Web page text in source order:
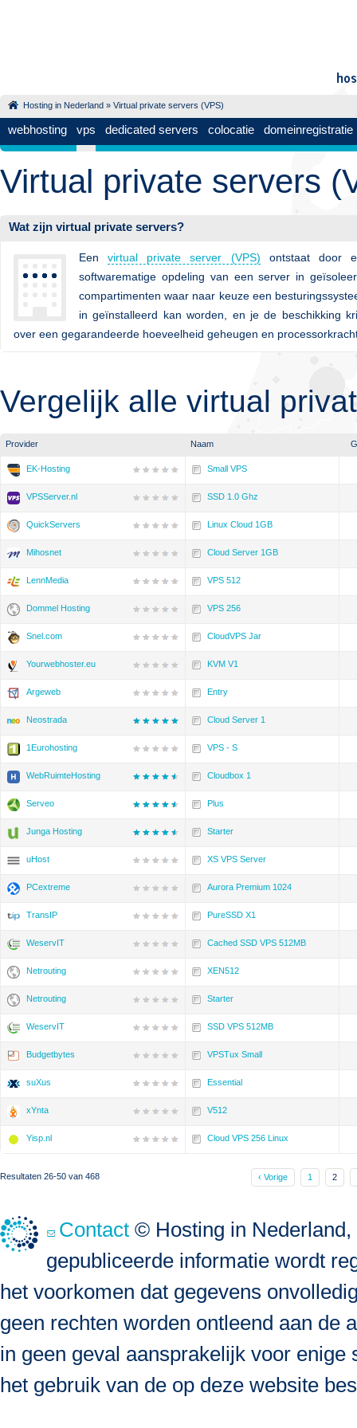
Hosting in Nederland » Virtual private servers (VPS)
webhosting vps dedicated servers colocatie domeinregistratie
Virtual private servers
Wat zijn virtual private servers?
Eenvirtual private server (VPS) ontstaat door
softwarematige opdeling van een server in
compartimenten waar naar keuze een
in geïnstalleerd kan worden, en je de beschikking
over een gegarandeerde hoeveelheid geheugen en
Vergelijk alle virtual
Provider Naam
EK-Hosting Small VPS
VPSServer.nl SSD 1.0 Ghz
QuickServers Linux Cloud 1GB
Mihosnet Cloud Server 1GB
LennMedia VPS 512
Dommel Hosting VPS 256
Snel.com CloudVPS Jar
Yourwebhoster.eu KVM V1
Argeweb Entry
Neostrada Cloud Server 1
1Eurohosting VPS - S
WebRuimteHosting Cloudbox 1
Serveo Plus
Junga Hosting Starter
uHost XS VPS Server
PCextreme Aurora Premium 1024
TransIP PureSSD X1
WeservIT Cached SSD VPS 512MB
Netrouting XEN512
Netrouting Starter
WeservIT SSD VPS 512MB
Budgetbytes VPSTux Small
suXus Essential
xYnta V512
Yisp.nl Cloud VPS 256 Linux
Resultaten 26-50 van 468 ‹ Vorige 1 2
Contact © Hosting in
gepubliceerde informatie wordt
het voorkomen dat gegevens
geen rechten worden ontleend aan de
in geen geval aansprakelijk voor
het gebruik van de op deze website